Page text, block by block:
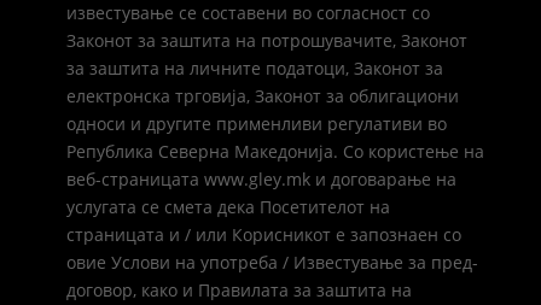
известување се составени во согласност со
Законот за заштита на потрошувачите, Законот
за заштита на личните податоци, Законот за
електронска трговија, Законот за облигациони
односи и другите применливи регулативи во
Република Северна Македонија. Со користење на
веб-страницата www.gley.mk и договарање на
услугата се смета дека Посетителот на
страницата и / или Корисникот е запознаен со
овие Услови на употреба / Известување за пред-
договор, како и Правилата за заштита на